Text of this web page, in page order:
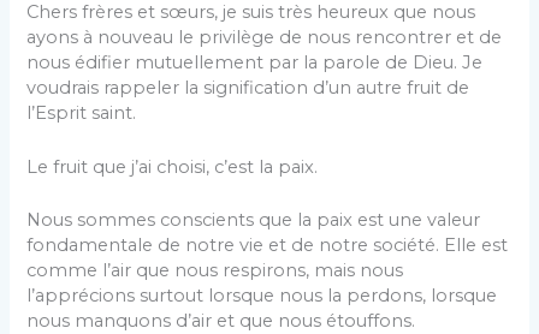
Chers frères et sœurs, je suis très heureux que nous
ayons à nouveau le privilège de nous rencontrer et de
nous édifier mutuellement par la parole de Dieu. Je
voudrais rappeler la signification d’un autre fruit de
l’Esprit saint.
Le fruit que j’ai choisi, c’est la paix.
Nous sommes conscients que la paix est une valeur
fondamentale de notre vie et de notre société. Elle est
comme l’air que nous respirons, mais nous
l’apprécions surtout lorsque nous la perdons, lorsque
nous manquons d’air et que nous étouffons.